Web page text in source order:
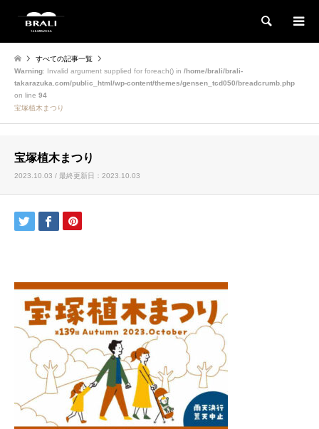
検索
すべての記事一覧
Warning: Invalid argument supplied for foreach() in /home/brali/brali-
takarazuka.com/public_html/wp-content/themes/gensen_tcd050/breadcrumb.php
on line 94
宝塚植木まつり
宝塚植木まつり
2023.10.03 / 最終更新日：2023.10.03